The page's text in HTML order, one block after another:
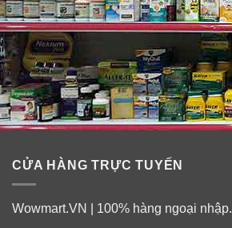
CỬA HÀNG TRỰC TUYẾN
Wowmart.VN | 100% hàng ngoại nhập.